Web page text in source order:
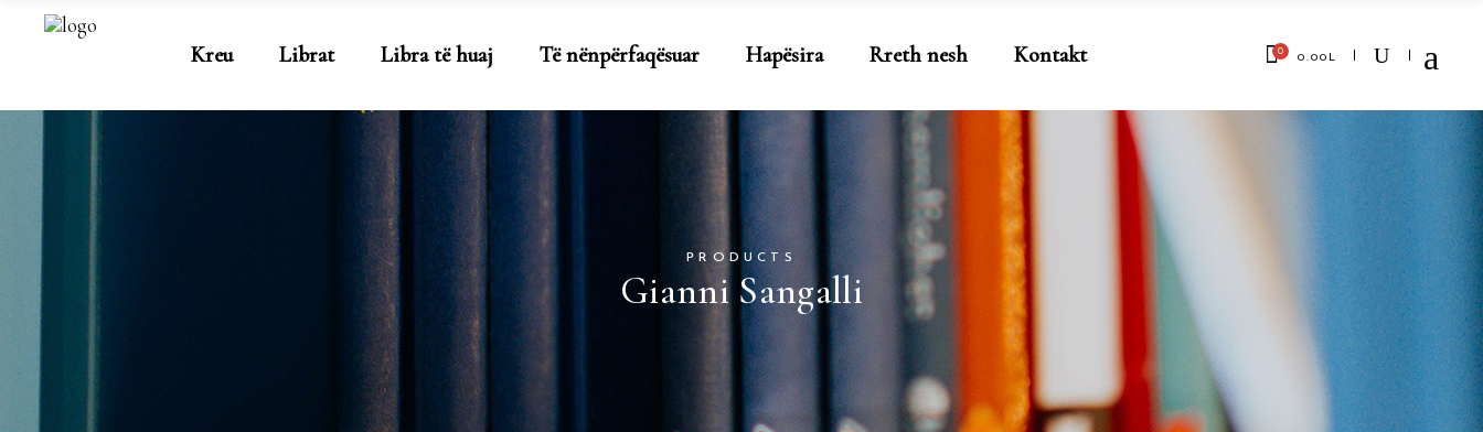
Kreu Librat Libra të huaj Të nënpërfaqësuar Hapësira Rreth nesh Kontakt 0 0.00 L
No products in the cart.
PRODUCTS
Gianni Sangalli